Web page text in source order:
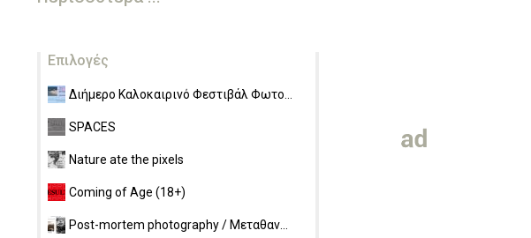
Επιλογές
Διήμερο Καλοκαιρινό Φεστιβάλ Φωτο...
SPACES
Nature ate the pixels
Coming of Age (18+)
Post-mortem photography / Μεταθαν...